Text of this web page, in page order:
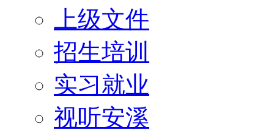
上级文件
招生培训
实习就业
视听安溪